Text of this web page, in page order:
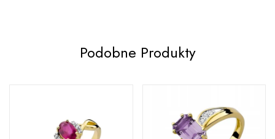
Podobne Produkty